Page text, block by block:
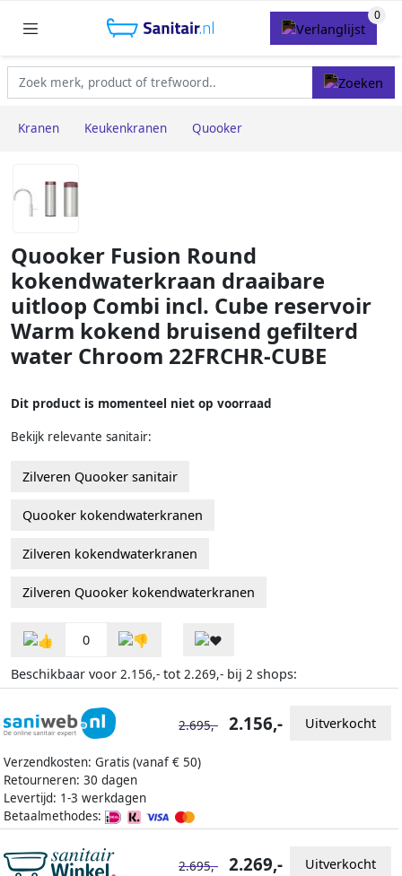
Kranen Keukenkranen Quooker
Quooker Fusion Round
kokendwaterkraan draaibare
uitloop Combi incl. Cube reservoir
Warm kokend bruisend gefilterd
water Chroom 22FRCHR-CUBE
Dit product is momenteel niet op voorraad
Bekijk relevante sanitair:
Zilveren Quooker sanitair
Quooker kokendwaterkranen
Zilveren kokendwaterkranen
Zilveren Quooker kokendwaterkranen
0
Beschikbaar voor 2.156,- tot 2.269,- bij 2 shops:
Verzendkosten: Gratis (vanaf € 50)
Retourneren: 30 dagen
Levertijd: 1-3 werkdagen
Betaalmethodes:
2.695,- 2.156,- Uitverkocht
2.695,- 2.269,- Uitverkocht